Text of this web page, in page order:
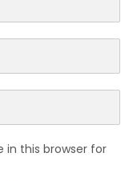
in this browser for